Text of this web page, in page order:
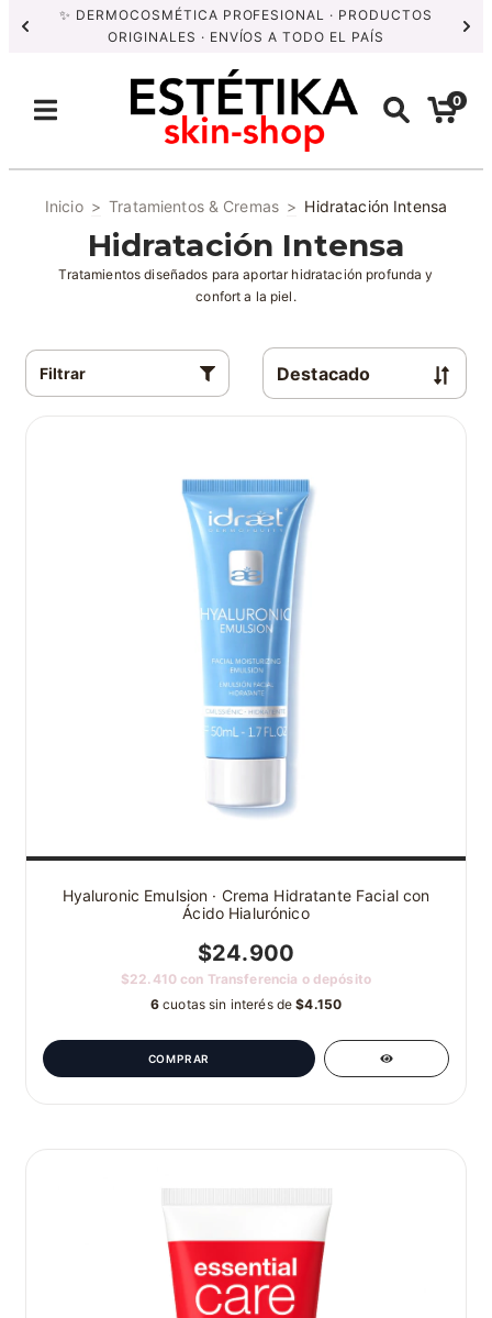
✨ DERMOCOSMÉTICA PROFESIONAL · PRODUCTOS
ORIGINALES · ENVÍOS A TODO EL PAÍS
0
Inicio > Tratamientos & Cremas > Hidratación Intensa
Hidratación Intensa
Tratamientos diseñados para aportar hidratación profunda y
confort a la piel.
Filtrar
Hyaluronic Emulsion · Crema Hidratante Facial con
Ácido Hialurónico
$24.900
$22.410con Transferencia o depósito
6 cuotas sin interés de$4.150